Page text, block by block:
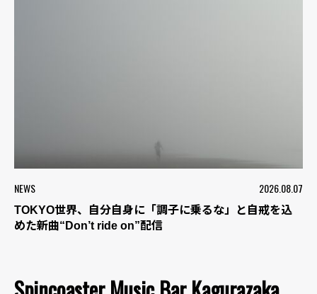
NEWS 2026.08.07
TOKYO世界、自分自身に「調子に乗るな」と自戒を込
めた新曲“Don’t ride on”配信